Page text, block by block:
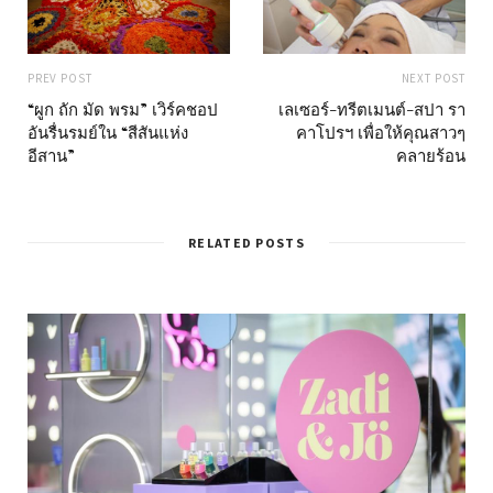
PREV POST
“ผูก ถัก มัด พรม” เวิร์คชอป
อันรื่นรมย์ใน “สีสันแห่ง
อีสาน”
NEXT POST
เลเซอร์-ทรีตเมนต์-สปา รา
คาโปรฯ เพื่อให้คุณสาวๆ
คลายร้อน
RELATED POSTS